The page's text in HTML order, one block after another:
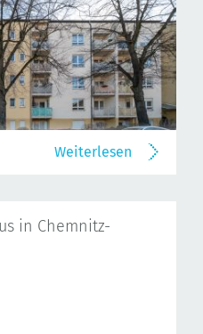
Weiterlesen
in Chemnitz-